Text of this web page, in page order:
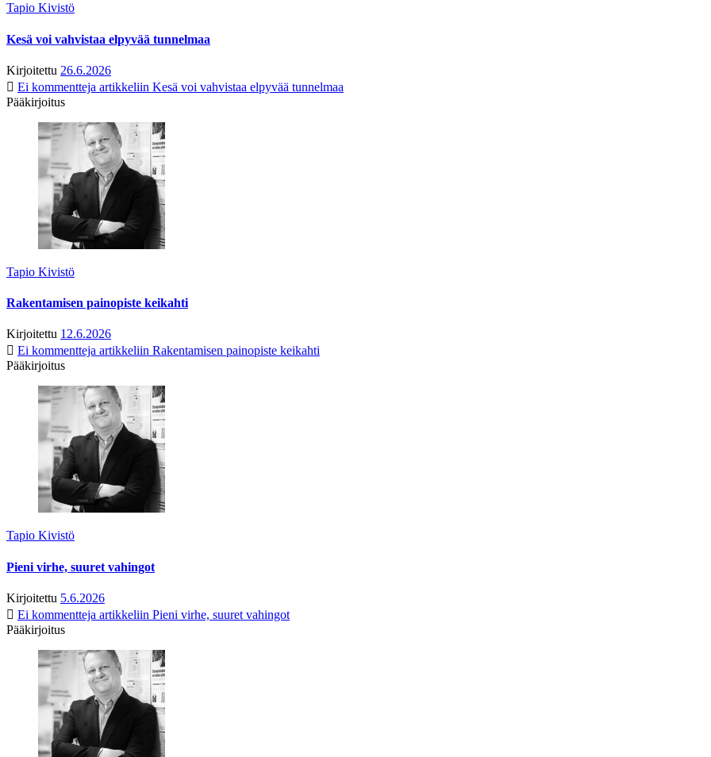
Tapio Kivistö
Kesä voi vahvistaa elpyvää tunnelmaa
Kirjoitettu 26.6.2026
Ei kommentteja artikkeliin Kesä voi vahvistaa elpyvää tunnelmaa
Pääkirjoitus
Tapio Kivistö
Rakentamisen painopiste keikahti
Kirjoitettu 12.6.2026
Ei kommentteja artikkeliin Rakentamisen painopiste keikahti
Pääkirjoitus
Tapio Kivistö
Pieni virhe, suuret vahingot
Kirjoitettu 5.6.2026
Ei kommentteja artikkeliin Pieni virhe, suuret vahingot
Pääkirjoitus